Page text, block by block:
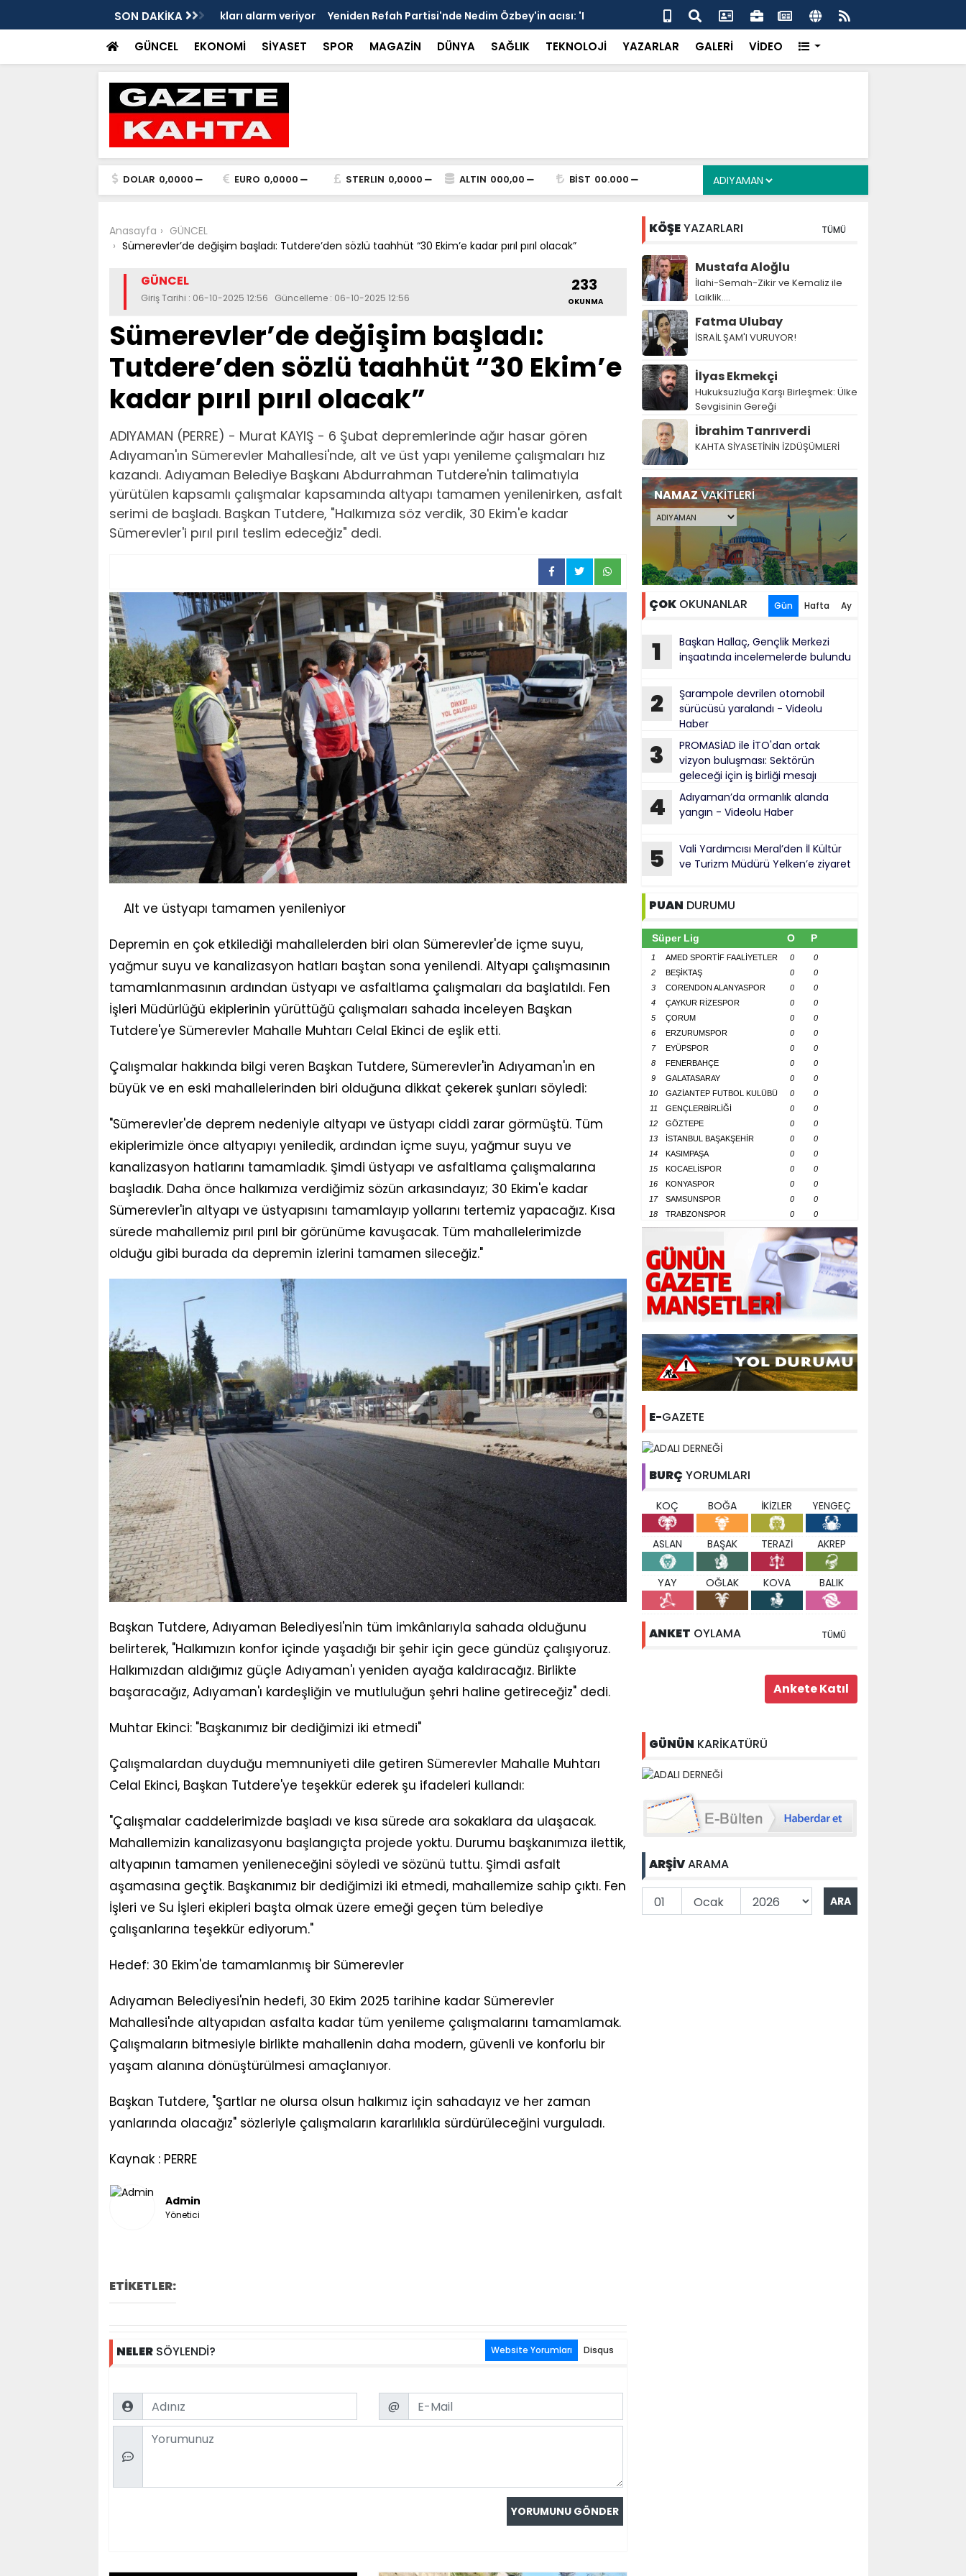
SON DAKİKA
ve mendil çocukları alarm veriyor
Yeniden Refah Partisi'nde Nedim Özbey'in acısı: 'Bu olay hepimize
ders olsun'
Kozağaç Ana Deposu devrede: 101 yerleşim birimini kapsayan dev su
projesinde önemli eşik aşıldı
GÜNCEL EKONOMİ SİYASET SPOR MAGAZİN DÜNYA SAĞLIK TEKNOLOJİ YAZARLAR GALERİ VİDEO
DOLAR 0,0000 EURO 0,0000 STERLIN 0,0000 ALTIN 000,00 BİST 00.000
Anasayfa
GÜNCEL
Sümerevler’de değişim başladı: Tutdere’den sözlü taahhüt “30 Ekim’e kadar pırıl pırıl olacak”
GÜNCEL
Giriş Tarihi : 06-10-2025 12:56 Güncelleme : 06-10-2025 12:56
233
OKUNMA
Sümerevler’de değişim başladı:
Tutdere’den sözlü taahhüt “30 Ekim’e
kadar pırıl pırıl olacak”
ADIYAMAN (PERRE) - Murat KAYIŞ - 6 Şubat depremlerinde ağır hasar gören
Adıyaman'ın Sümerevler Mahallesi'nde, alt ve üst yapı yenileme çalışmaları hız
kazandı. Adıyaman Belediye Başkanı Abdurrahman Tutdere'nin talimatıyla
yürütülen kapsamlı çalışmalar kapsamında altyapı tamamen yenilenirken, asfalt
serimi de başladı. Başkan Tutdere, "Halkımıza söz verdik, 30 Ekim'e kadar
Sümerevler'i pırıl pırıl teslim edeceğiz" dedi.
Alt ve üstyapı tamamen yenileniyor
Depremin en çok etkilediği mahallelerden biri olan Sümerevler'de içme suyu,
yağmur suyu ve kanalizasyon hatları baştan sona yenilendi. Altyapı çalışmasının
tamamlanmasının ardından üstyapı ve asfaltlama çalışmaları da başlatıldı. Fen
İşleri Müdürlüğü ekiplerinin yürüttüğü çalışmaları sahada inceleyen Başkan
Tutdere'ye Sümerevler Mahalle Muhtarı Celal Ekinci de eşlik etti.
Çalışmalar hakkında bilgi veren Başkan Tutdere, Sümerevler'in Adıyaman'ın en
büyük ve en eski mahallelerinden biri olduğuna dikkat çekerek şunları söyledi:
"Sümerevler'de deprem nedeniyle altyapı ve üstyapı ciddi zarar görmüştü. Tüm
ekiplerimizle önce altyapıyı yeniledik, ardından içme suyu, yağmur suyu ve
kanalizasyon hatlarını tamamladık. Şimdi üstyapı ve asfaltlama çalışmalarına
başladık. Daha önce halkımıza verdiğimiz sözün arkasındayız; 30 Ekim'e kadar
Sümerevler'in altyapı ve üstyapısını tamamlayıp yollarını tertemiz yapacağız. Kısa
sürede mahallemiz pırıl pırıl bir görünüme kavuşacak. Tüm mahallelerimizde
olduğu gibi burada da depremin izlerini tamamen sileceğiz."
Başkan Tutdere, Adıyaman Belediyesi'nin tüm imkânlarıyla sahada olduğunu
belirterek, "Halkımızın konfor içinde yaşadığı bir şehir için gece gündüz çalışıyoruz.
Halkımızdan aldığımız güçle Adıyaman'ı yeniden ayağa kaldıracağız. Birlikte
başaracağız, Adıyaman'ı kardeşliğin ve mutluluğun şehri haline getireceğiz" dedi.
Muhtar Ekinci: "Başkanımız bir dediğimizi iki etmedi"
Çalışmalardan duyduğu memnuniyeti dile getiren Sümerevler Mahalle Muhtarı
Celal Ekinci, Başkan Tutdere'ye teşekkür ederek şu ifadeleri kullandı:
"Çalışmalar caddelerimizde başladı ve kısa sürede ara sokaklara da ulaşacak.
Mahallemizin kanalizasyonu başlangıçta projede yoktu. Durumu başkanımıza ilettik,
altyapının tamamen yenileneceğini söyledi ve sözünü tuttu. Şimdi asfalt
aşamasına geçtik. Başkanımız bir dediğimizi iki etmedi, mahallemize sahip çıktı. Fen
İşleri ve Su İşleri ekipleri başta olmak üzere emeği geçen tüm belediye
çalışanlarına teşekkür ediyorum."
Hedef: 30 Ekim'de tamamlanmış bir Sümerevler
Adıyaman Belediyesi'nin hedefi, 30 Ekim 2025 tarihine kadar Sümerevler
Mahallesi'nde altyapıdan asfalta kadar tüm yenileme çalışmalarını tamamlamak.
Çalışmaların bitmesiyle birlikte mahallenin daha modern, güvenli ve konforlu bir
yaşam alanına dönüştürülmesi amaçlanıyor.
Başkan Tutdere, "Şartlar ne olursa olsun halkımız için sahadayız ve her zaman
yanlarında olacağız" sözleriyle çalışmaların kararlılıkla sürdürüleceğini vurguladı.
Kaynak : PERRE
Admin
Yönetici
ETİKETLER:
NELERSÖYLENDİ? Website Yorumları Disqus
Name Email
@
Comment
KÖŞEYAZARLARI TÜMÜ
Mustafa Aloğlu
İlahi-Semah-Zikir ve Kemaliz ile
Laiklik….
Fatma Ulubay
İSRAİL ŞAM'I VURUYOR!
İlyas Ekmekçi
Hukuksuzluğa Karşı Birleşmek: Ülke
Sevgisinin Gereği
İbrahim Tanrıverdi
KAHTA SİYASETİNİN İZDÜŞÜMLERİ
NAMAZVAKİTLERİ
ÇOKOKUNANLAR Gün Hafta Ay
1
Başkan Hallaç, Gençlik Merkezi
inşaatında incelemelerde bulundu
2
Şarampole devrilen otomobil
sürücüsü yaralandı - Videolu
Haber
3
PROMASİAD ile İTO'dan ortak
vizyon buluşması: Sektörün
geleceği için iş birliği mesajı
4
Adıyaman’da ormanlık alanda
yangın - Videolu Haber
5
Vali Yardımcısı Meral’den İl Kültür
ve Turizm Müdürü Yelken’e ziyaret
PUAN DURUMU
Süper Lig O P
1 AMED SPORTİF FAALİYETLER 0
0
2
BEŞİKTAŞ 0
0
3
CORENDON ALANYASPOR 0
0
4
ÇAYKUR RİZESPOR 0
0
5
ÇORUM 0
0
6
ERZURUMSPOR 0
0
7
EYÜPSPOR 0
0
8
FENERBAHÇE 0
0
9
GALATASARAY 0
0
10
GAZİANTEP FUTBOL KULÜBÜ 0
0
11
GENÇLERBİRLİĞİ 0
0
12
GÖZTEPE 0
0
13
İSTANBUL BAŞAKŞEHİR 0
0
14
KASIMPAŞA 0
0
15
KOCAELİSPOR 0
0
16
KONYASPOR 0
0
17
SAMSUNSPOR 0
0
18
TRABZONSPOR 0 0
E-GAZETE
BURÇ YORUMLARI
KOÇ BOĞA İKİZLER YENGEÇ
ASLAN BAŞAK TERAZİ AKREP
YAY OĞLAK KOVA BALIK
ANKET OYLAMA TÜMÜ
GÜNÜN KARİKATÜRÜ
ARŞİVARAMA